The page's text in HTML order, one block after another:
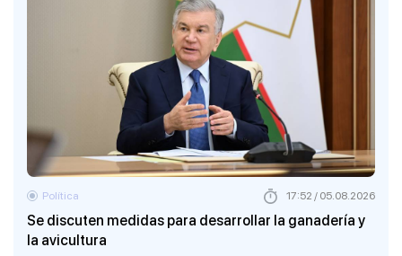
Se discuten medidas para desarrollar la ganadería y
la avicultura
Política 17:52 / 05.08.2026